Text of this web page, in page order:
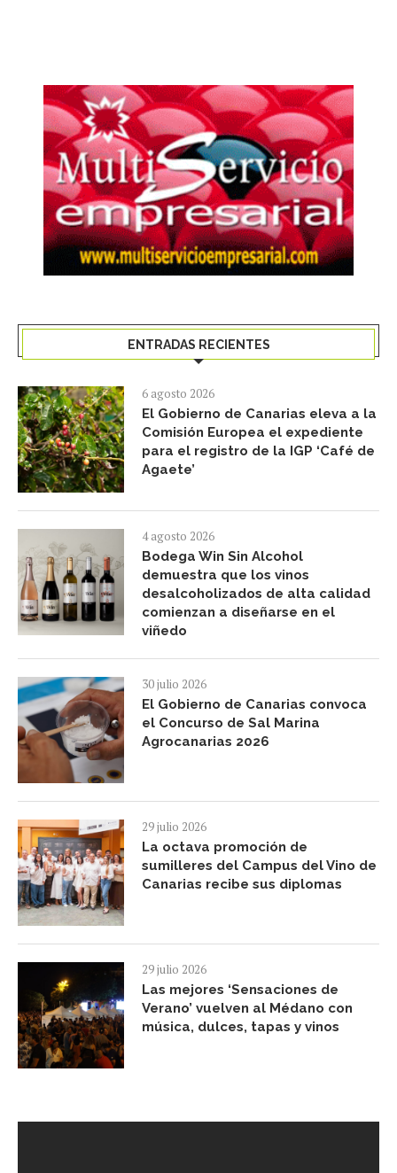
ENTRADAS RECIENTES
6 agosto 2026
El Gobierno de Canarias eleva a la
Comisión Europea el expediente
para el registro de la IGP ‘Café de
Agaete’
4 agosto 2026
Bodega Win Sin Alcohol
demuestra que los vinos
desalcoholizados de alta calidad
comienzan a diseñarse en el
viñedo
30 julio 2026
El Gobierno de Canarias convoca
el Concurso de Sal Marina
Agrocanarias 2026
29 julio 2026
La octava promoción de
sumilleres del Campus del Vino de
Canarias recibe sus diplomas
29 julio 2026
Las mejores ‘Sensaciones de
Verano’ vuelven al Médano con
música, dulces, tapas y vinos